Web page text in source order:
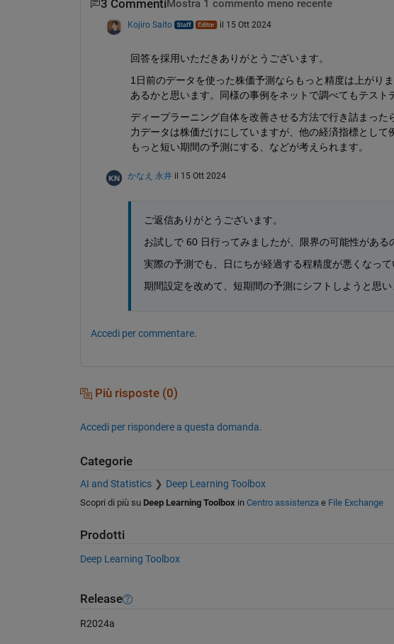
3 Commenti Mostra 1 commento meno recente
Kojiro Saito il 15 Ott 2024
回答を採用いただきありがとうございます。
1日前のデータを使った株価予測ならもっと精度は上がり
あるかと思います。同様の事例をネットで調べてもテスト
ディープラーニング自体を改善させる方法で行き詰まっ
力データは株価だけにしていますが、他の経済指標とし
もっと短い期間の予測にする、などが考えられます。
かなえ 永井 il 15 Ott 2024
ご返信ありがとうございます。
お試しで 60 日行ってみましたが、限界の可能性がある
実際の予測でも、日にちが経過する程精度が悪くなって
期間設定を改めて、短期間の予測にシフトしようと思い
Accedi per commentare.
Più risposte (0)
Accedi per rispondere a questa domanda.
Categorie
AI and Statistics Deep Learning Toolbox
Scopri di più su Deep Learning Toolboxin Centro assistenzae File Exchange
Prodotti
Deep Learning Toolbox
Release
R2024a